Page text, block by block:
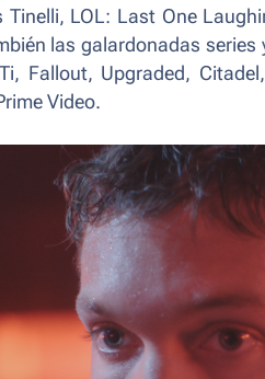
LOL: Last One
las galardonadas
Fallout, Upgraded,
Video.